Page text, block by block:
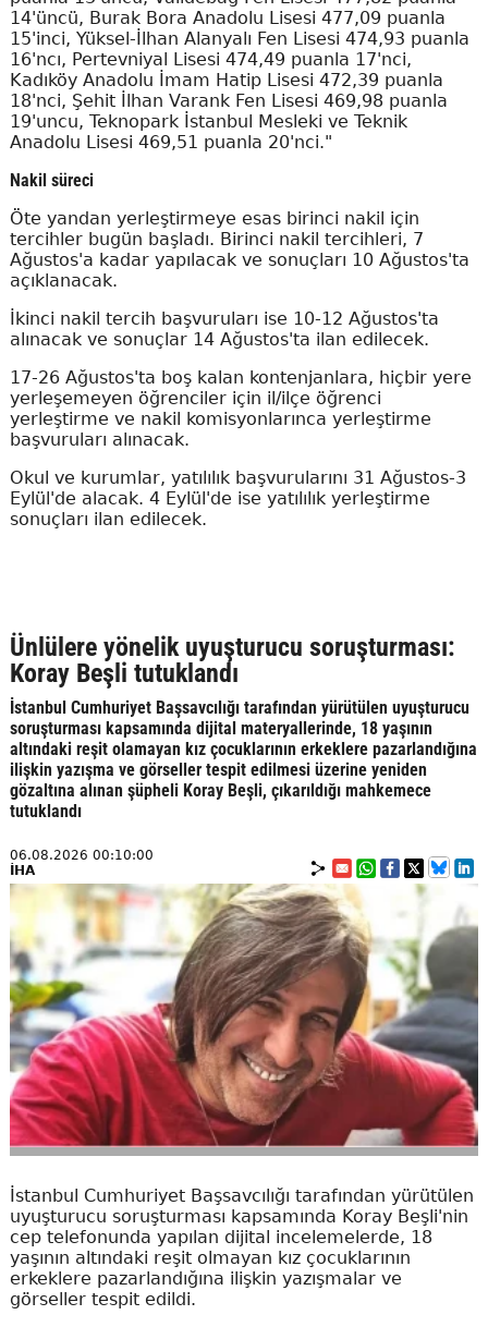
14'üncü, Burak Bora Anadolu Lisesi 477,09 puanla
15'inci, Yüksel-İlhan Alanyalı Fen Lisesi 474,93 puanla
16'ncı, Pertevniyal Lisesi 474,49 puanla 17'nci,
Kadıköy Anadolu İmam Hatip Lisesi 472,39 puanla
18'nci, Şehit İlhan Varank Fen Lisesi 469,98 puanla
19'uncu, Teknopark İstanbul Mesleki ve Teknik
Anadolu Lisesi 469,51 puanla 20'nci."
Nakil süreci
Öte yandan yerleştirmeye esas birinci nakil için
tercihler bugün başladı. Birinci nakil tercihleri, 7
Ağustos'a kadar yapılacak ve sonuçları 10 Ağustos'ta
açıklanacak.
İkinci nakil tercih başvuruları ise 10-12 Ağustos'ta
alınacak ve sonuçlar 14 Ağustos'ta ilan edilecek.
17-26 Ağustos'ta boş kalan kontenjanlara, hiçbir yere
yerleşemeyen öğrenciler için il/ilçe öğrenci
yerleştirme ve nakil komisyonlarınca yerleştirme
başvuruları alınacak.
Okul ve kurumlar, yatılılık başvurularını 31 Ağustos-3
Eylül'de alacak. 4 Eylül'de ise yatılılık yerleştirme
sonuçları ilan edilecek.
Ünlülere yönelik uyuşturucu soruşturması:
Koray Beşli tutuklandı
İstanbul Cumhuriyet Başsavcılığı tarafından yürütülen uyuşturucu
soruşturması kapsamında dijital materyallerinde, 18 yaşının
altındaki reşit olamayan kız çocuklarının erkeklere pazarlandığına
ilişkin yazışma ve görseller tespit edilmesi üzerine yeniden
gözaltına alınan şüpheli Koray Beşli, çıkarıldığı mahkemece
tutuklandı
06.08.2026 00:10:00
İHA
İstanbul Cumhuriyet Başsavcılığı tarafından yürütülen
uyuşturucu soruşturması kapsamında Koray Beşli'nin
cep telefonunda yapılan dijital incelemelerde, 18
yaşının altındaki reşit olmayan kız çocuklarının
erkeklere pazarlandığına ilişkin yazışmalar ve
görseller tespit edildi.